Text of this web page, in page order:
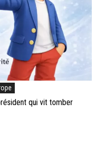
qui vit tomber